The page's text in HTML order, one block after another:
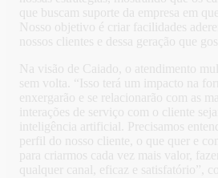
que buscam suporte da empresa em
Nosso objetivo é criar facilidades
nossos clientes e dessa geração que
Na visão de Caiado, o atendimento
sem volta. “Isso terá um impacto na
enxergarão e se relacionarão com as
interações de serviço com o cliente
inteligência artificial. Precisamos
perfil do nosso cliente, o que quer e
para criarmos cada vez mais valor,
qualquer canal, eficaz e satisfatório”,